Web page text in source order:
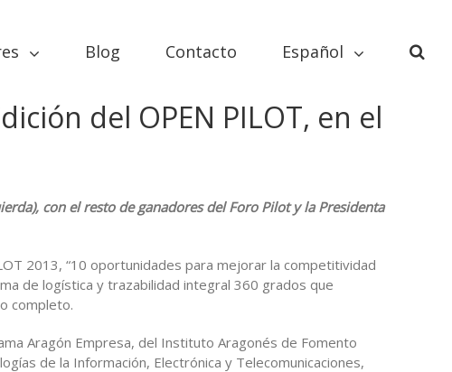
Blog Contacto Español
del OPEN PILOT, en el
con el resto de ganadores del Foro Pilot y la Presidenta
2013, “10 oportunidades para mejorar la competitividad
de logística y trazabilidad integral 360 grados que
completo.
Aragón Empresa, del Instituto Aragonés de Fomento
de la Información, Electrónica y Telecomunicaciones,